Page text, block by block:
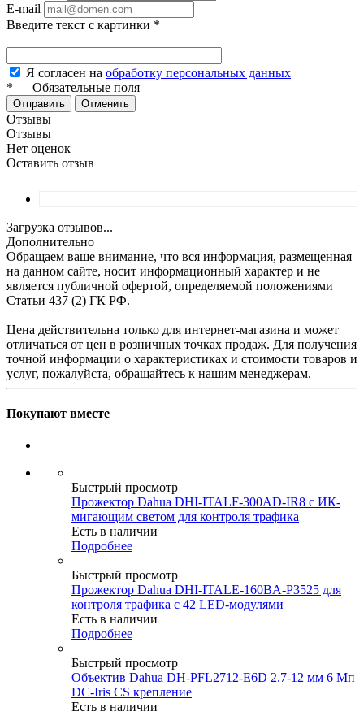
E-mail
Введите текст с картинки *
Я согласен на обработку персональных данных
* — Обязательные поля
Отменить
Отзывы
Отзывы
Нет оценок
Оставить отзыв
Загрузка отзывов...
Дополнительно
Обращаем ваше внимание, что вся информация, размещенная
на данном сайте, носит информационный характер и не
является публичной офертой, определяемой положениями
Статьи 437 (2) ГК РФ.
Цена действительна только для интернет-магазина и может
отличаться от цен в розничных точках продаж. Для получения
точной информации о характеристиках и стоимости товаров и
услуг, пожалуйста, обращайтесь к нашим менеджерам.
Покупают вместе
Быстрый просмотр
Прожектор Dahua DHI-ITALF-300AD-IR8 с ИК-
мигающим светом для контроля трафика
Есть в наличии
Подробнее
Быстрый просмотр
Прожектор Dahua DHI-ITALE-160BA-P3525 для
контроля трафика с 42 LED-модулями
Есть в наличии
Подробнее
Быстрый просмотр
Объектив Dahua DH-PFL2712-E6D 2.7-12 мм 6 Мп
DC-Iris CS крепление
Есть в наличии